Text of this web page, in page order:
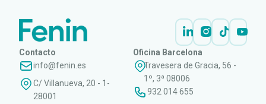
Contacto
info@fenin.es
C/ Villanueva, 20 - 1-
28001
Oficina Barcelona
Travesera de Gracia, 56 -
1º, 3ª 08006
932 014 655